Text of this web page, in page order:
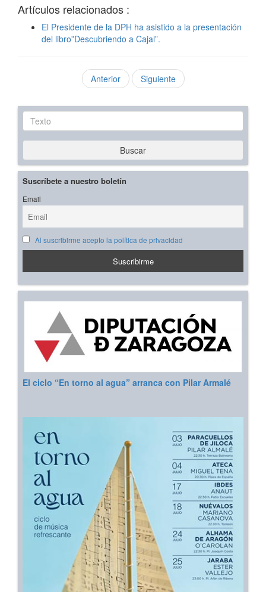
Artículos relacionados :
El Presidente de la DPH ha asistido a la presentación
del libro”Descubriendo a Cajal”.
Anterior Siguiente
Texto
Buscar
Suscríbete a nuestro boletín
Email
Al suscribirme acepto la política de privacidad
El ciclo “En torno al agua” arranca con Pilar Armalé